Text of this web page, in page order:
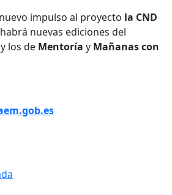
impulso al proyecto la CND
nuevas ediciones del
y los de Mentoría y Mañanas con